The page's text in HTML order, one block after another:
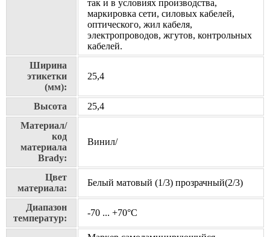
так и в условиях производства,
маркировка сети, силовых кабелей,
оптического, жил кабеля,
электропроводов, жгутов, контрольных
кабелей.
Ширина
этикетки
(мм):
25,4
Высота
25,4
Материал/
код
материала
Brady:
Винил/
Цвет
материала:
Белый матовый (1/3) прозрачный(2/3)
Диапазон
температур:
-70 ... +70°С